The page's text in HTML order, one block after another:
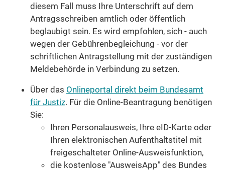
diesem Fall muss Ihre Unterschrift auf dem
Antragsschreiben amtlich oder öffentlich
beglaubigt sein. Es wird empfohlen, sich - auch
wegen der Gebührenbegleichung - vor der
schriftlichen Antragstellung mit der zuständigen
Meldebehörde in Verbindung zu setzen.
Über das Onlineportal direkt beim Bundesamt
für Justiz. Für die Online-Beantragung benötigen
Sie:
Ihren Personalausweis, Ihre eID-Karte oder
Ihren elektronischen Aufenthaltstitel mit
freigeschalteter Online-Ausweisfunktion,
die kostenlose "AusweisApp" des Bundes